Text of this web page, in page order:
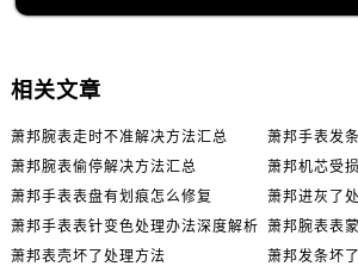
相关文章
萧邦腕表走时不准解决方法汇总
萧邦腕表偷停解决方法汇总
萧邦机芯受
萧邦手表表盘有划痕怎么修复
萧邦进灰了
萧邦手表表针变色处理办法深度解析 萧邦腕表表
萧邦表壳坏了处理方法
萧邦发条坏